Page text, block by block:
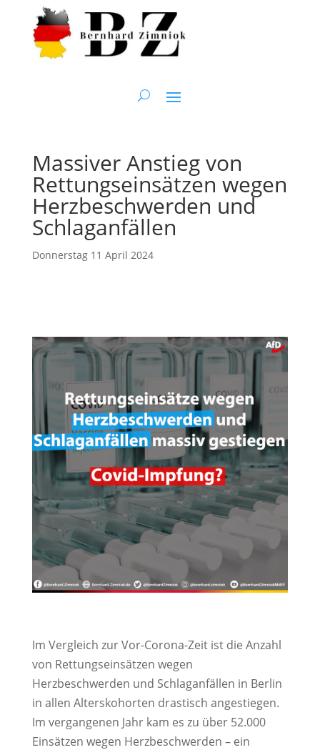
Massiver Anstieg von
Rettungseinsätzen wegen
Herzbeschwerden und
Schlaganfällen
Donnerstag 11 April 2024
Im Vergleich zur Vor-Corona-Zeit ist die Anzahl
von Rettungseinsätzen wegen
Herzbeschwerden und Schlaganfällen in Berlin
in allen Alterskohorten drastisch angestiegen.
Im vergangenen Jahr kam es zu über 52.000
Einsätzen wegen Herzbeschwerden – ein